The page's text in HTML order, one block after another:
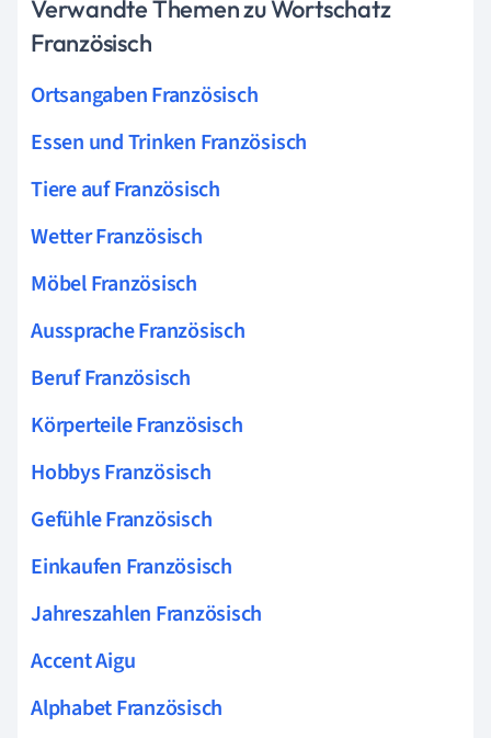
Verwandte Themen zu Wortschatz
Französisch
Ortsangaben Französisch
Essen und Trinken Französisch
Tiere auf Französisch
Wetter Französisch
Möbel Französisch
Aussprache Französisch
Beruf Französisch
Körperteile Französisch
Hobbys Französisch
Gefühle Französisch
Einkaufen Französisch
Jahreszahlen Französisch
Accent Aigu
Alphabet Französisch